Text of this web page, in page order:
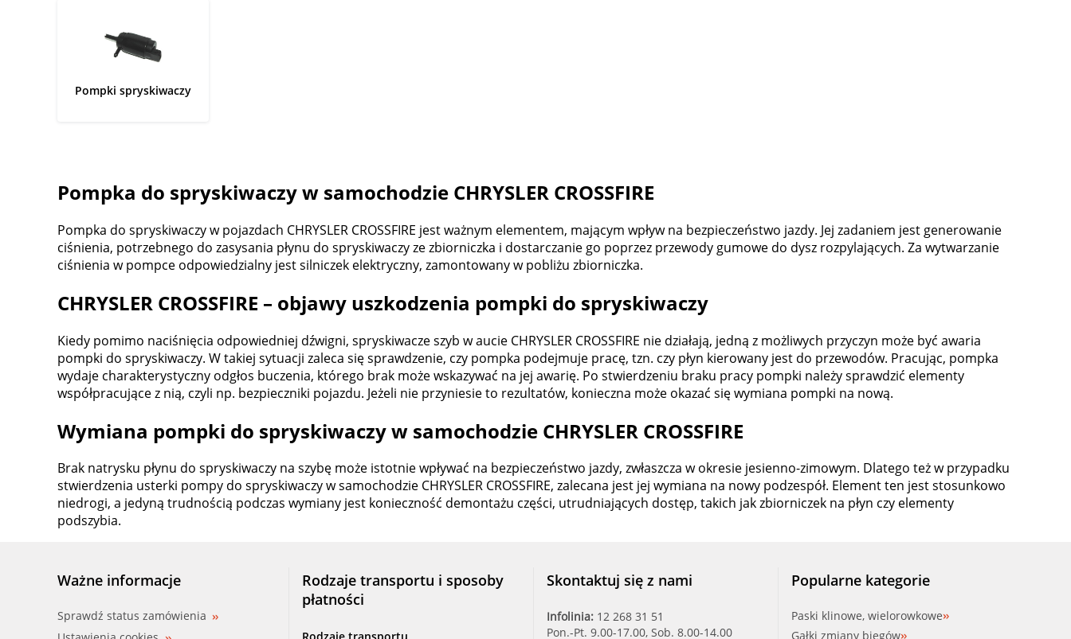
Pompki spryskiwaczy
Pompka do spryskiwaczy w samochodzie CHRYSLER CROSSFIRE
Pompka do spryskiwaczy w pojazdach CHRYSLER CROSSFIRE jest ważnym elementem, mającym wpływ na bezpieczeństwo jazdy. Jej zadaniem jest generowanie
ciśnienia, potrzebnego do zasysania płynu do spryskiwaczy ze zbiorniczka i dostarczanie go poprzez przewody gumowe do dysz rozpylających. Za wytwarzanie
ciśnienia w pompce odpowiedzialny jest silniczek elektryczny, zamontowany w pobliżu zbiorniczka.
CHRYSLER CROSSFIRE – objawy uszkodzenia pompki do spryskiwaczy
Kiedy pomimo naciśnięcia odpowiedniej dźwigni, spryskiwacze szyb w aucie CHRYSLER CROSSFIRE nie działają, jedną z możliwych przyczyn może być awaria
pompki do spryskiwaczy. W takiej sytuacji zaleca się sprawdzenie, czy pompka podejmuje pracę, tzn. czy płyn kierowany jest do przewodów. Pracując, pompka
wydaje charakterystyczny odgłos buczenia, którego brak może wskazywać na jej awarię. Po stwierdzeniu braku pracy pompki należy sprawdzić elementy
współpracujące z nią, czyli np. bezpieczniki pojazdu. Jeżeli nie przyniesie to rezultatów, konieczna może okazać się wymiana pompki na nową.
Wymiana pompki do spryskiwaczy w samochodzie CHRYSLER CROSSFIRE
Brak natrysku płynu do spryskiwaczy na szybę może istotnie wpływać na bezpieczeństwo jazdy, zwłaszcza w okresie jesienno-zimowym. Dlatego też w przypadku
stwierdzenia usterki pompy do spryskiwaczy w samochodzie CHRYSLER CROSSFIRE, zalecana jest jej wymiana na nowy podzespół. Element ten jest stosunkowo
niedrogi, a jedyną trudnością podczas wymiany jest konieczność demontażu części, utrudniających dostęp, takich jak zbiorniczek na płyn czy elementy
podszybia.
Ważne informacje
Sprawdź status zamówienia
Rodzaje transportu i sposoby
płatności
Skontaktuj się z nami
Infolinia: 12 268 31 51
Pon.-Pt. 9.00-17.00, Sob. 8.00-14.00
Popularne kategorie
Paski klinowe, wielorowkowe
Gałki zmiany biegów